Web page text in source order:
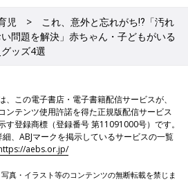
児
これ、意外と忘れがち⁉︎「汚れ
問題を解決」赤ちゃん・子どもがいる
ッズ4選
、この電子書店・電子書籍配信サービスが、
ンテンツ使用許諾を得た正規版配信サービス
す登録商標（登録番号 第11091000号）です。
細、ABJマークを掲示しているサービスの一覧
aebs.or.jp/
真・イラスト等のコンテンツの無断転載を禁じま